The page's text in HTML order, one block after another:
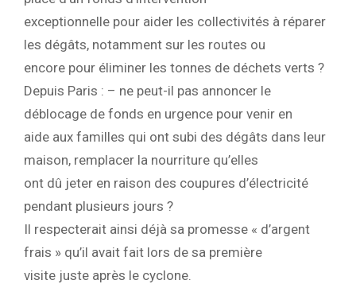
exceptionnelle pour aider les collectivités à réparer
les dégâts, notamment sur les routes ou
encore pour éliminer les tonnes de déchets verts ?
Depuis Paris : – ne peut-il pas annoncer le
déblocage de fonds en urgence pour venir en
aide aux familles qui ont subi des dégâts dans leur
maison, remplacer la nourriture qu’elles
ont dû jeter en raison des coupures d’électricité
pendant plusieurs jours ?
Il respecterait ainsi déjà sa promesse « d’argent
frais » qu’il avait fait lors de sa première
visite juste après le cyclone.